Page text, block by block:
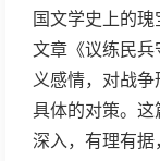
国文学史上的
文章《议练民兵
义感情，对战
具体的对策。这
深入，有理有据